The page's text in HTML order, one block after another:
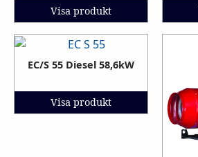
Visa produkt
EC/S 55 Diesel 58,6kW
Visa produkt